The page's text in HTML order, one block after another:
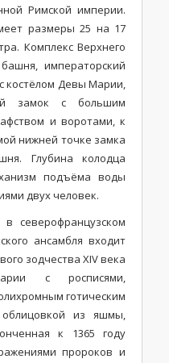
Римской империи.
размеры 25 на 17
Комплекс Верхнего
императорский
костёлом Девы Марии,
замок с большим
и воротами, к
нижней точке замка
Глубина колодца
подъёма воды
двух человек.
северофранцузском
ансамбля входит
зодчества XIV века
с росписями,
готическим
из яшмы,
к 1365 году
пророков и